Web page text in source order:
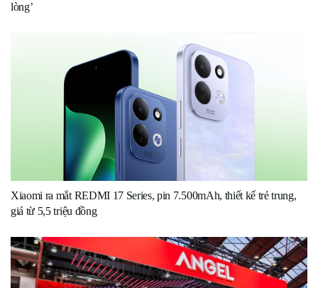
lòng’
Xiaomi ra mắt REDMI 17 Series, pin 7.500mAh, thiết kế trẻ trung,
giá từ 5,5 triệu đồng